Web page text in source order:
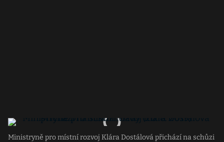
Ministryně pro místní rozvoj Klára Dostálová přichází na schůzi